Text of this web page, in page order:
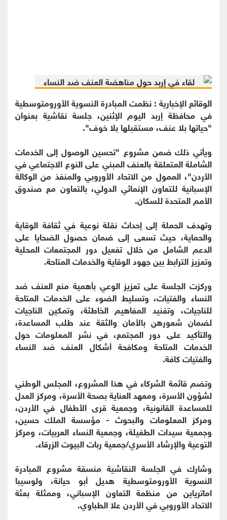
الوقائع الإخبارية : نظمت المبادرة النسوية الأورومتوسطية
في محافظة إربد اليوم الإثنين، جلسة نقاشية بعنوان
"حياتها بلا عنف، مستقبلها بلا خوف".
ويأتي ذلك ضمن مشروع "تحسين الوصول إلى الخدمات
الشاملة المتعلقة بالعنف المبني على النوع الاجتماعي في
الأردن"، الممول من الاتحاد الأوروبي والمنفذ من الوكالة
الإسبانية للتعاون الإنمائي الدولي، بالتعاون مع صندوق
الأمم المتحدة للسكان.
وتهدف الحملة إلى إحداث نقلة نوعية في ثقافة الوقاية
والحماية، حيث تسعى إلى ضمان حصول الضحايا على
الدعم الشامل من خلال تفعيل دور المجتمعات المحلية
وتعزيز الترابط بين جهود الوقاية والخدمات المتاحة.
وركزت الجلسة على تعزيز الوعي بأهمية منع العنف ضد
النساء والفتيات، وتسليط الضوء على الخدمات المتاحة
للناجيات، وتفنيد المفاهيم الخاطئة، وتمكين الناجيات
لضمان شعورهن بالأمان والثقة عند طلب المساعدة،
والتأكيد على دور المجتمع، في نشر المعلومات حول
الخدمات المتاحة ومكافحة أشكال العنف ضد النساء
والفتيات كافة.
وتضم قائمة الشركاء في هذا المشروع، المجلس الوطني
لشؤون الأسرة، ومعهد العناية بصحة الأسرة، ومركز العدل
للمساعدة القانونية، وجمعية قرى الأطفال في الأردن،
ومركز المعلومات والبحوث - مؤسسة الملك حسين،
وجمعية سيدات الطفيلة، وجمعية النساء العربيات، ومركز
التوعية والإرشاد الأسري/جمعية ربات البيوت الزرقاء.
وشارك في الجلسة النقاشية منسقة مشروع المبادرة
النسوية الأورومتوسطية هديل أبو حيانة، ولوسيبا
اماترياين من منظمة التعاون الإسباني، وممثلة بعثة
الاتحاد الأوروبي في الأردن علا الطباوي.